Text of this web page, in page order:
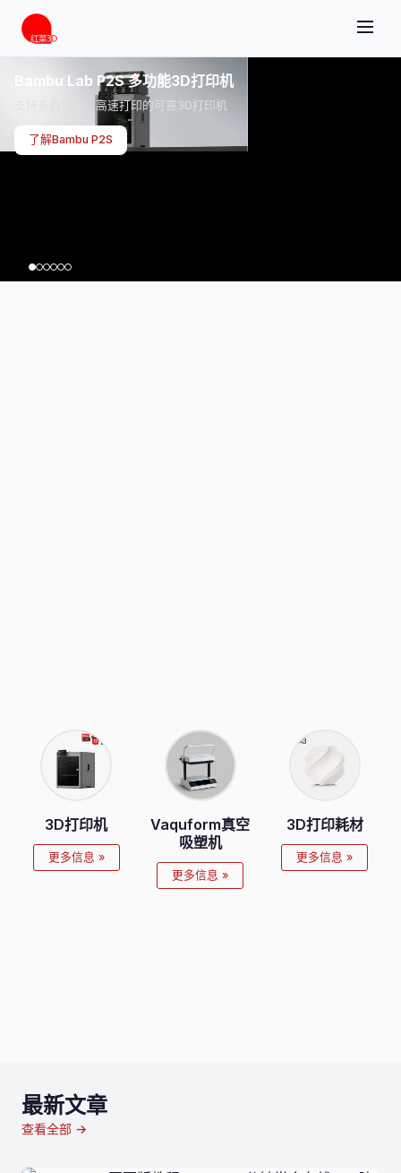
Bambu Lab P2S 多功能3D打印机
支持多色打印、高速打印的可靠3D打印机
了解Bambu P2S
3D打印机
更多信息 »
Vaquform真空
吸塑机
更多信息 »
3D打印耗材
更多信息 »
最新文章
查看全部 →